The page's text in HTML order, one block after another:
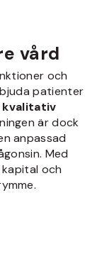
vård
och
patienter
är dock
anpassad
Med
och